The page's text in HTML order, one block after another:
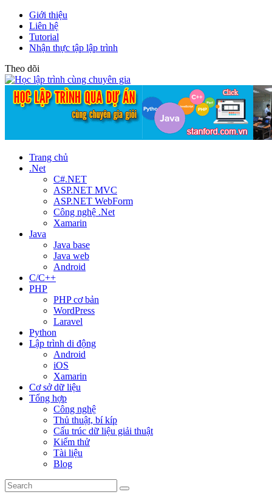
Giới thiệu
Liên hệ
Tutorial
Nhận thực tập lập trình
Theo dõi
Trang chủ
.Net
C#.NET
ASP.NET MVC
ASP.NET WebForm
Công nghệ .Net
Xamarin
Java
Java base
Java web
Android
C/C++
PHP
PHP cơ bản
WordPress
Laravel
Python
Lập trình di động
Android
iOS
Xamarin
Cơ sở dữ liệu
Tổng hợp
Công nghệ
Thủ thuật, bí kíp
Cấu trúc dữ liệu giải thuật
Kiểm thử
Tài liệu
Blog